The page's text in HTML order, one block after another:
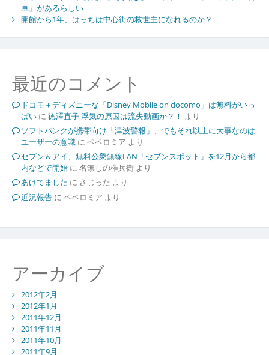
卓』があるらしい
開館から1年、はっちは中心街の救世主になれるのか？
最近のコメント
ドコモ＋ディズニーな「Disney Mobile on docomo」は無料がいっ
ぱいに 徳澤直子 浮気の原因は流失動画か？！ より
ソフトバンクが携帯向け「津波警報」、でもそれ以上に大事なのは
ユーザーの意識に ペペロミア より
セブン＆アイ、無料公衆無線LAN「セブンスポット」を12月から都
内などで開始に 名無しの権兵衛より
あけてました に さじった より
近況報告に ペペロミア より
アーカイブ
2012年2月
2012年1月
2011年12月
2011年11月
2011年10月
2011年9月